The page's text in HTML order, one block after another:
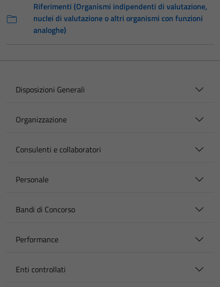
Riferimenti (Organismi indipendenti di valutazione,
nuclei di valutazione o altri organismi con funzioni
analoghe)
Disposizioni Generali
Organizzazione
Consulenti e collaboratori
Personale
Bandi di Concorso
Performance
Enti controllati